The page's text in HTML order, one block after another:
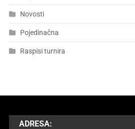
Novosti
Pojedinačna
Raspisi turnira
ADRESA: